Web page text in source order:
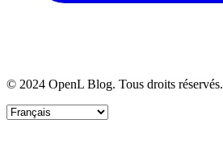
© 2024 OpenL Blog. Tous droits réservés.